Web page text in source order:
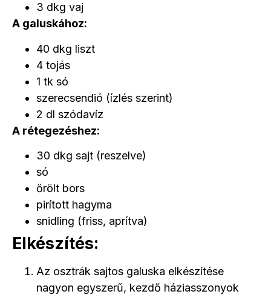
3 dkg vaj
A galuskához:
40 dkg liszt
4 tojás
1 tk só
szerecsendió (ízlés szerint)
2 dl szódavíz
A rétegezéshez:
30 dkg sajt (reszelve)
só
őrölt bors
pirított hagyma
snidling (friss, aprítva)
Elkészítés:
Az osztrák sajtos galuska elkészítése
nagyon egyszerű, kezdő háziasszonyok